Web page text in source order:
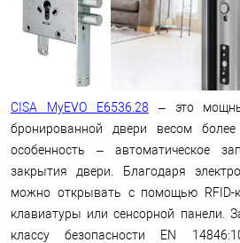
CISA MyEVO E6536.28 – это
бронированной двери весом
особенность – автоматическое
закрытия двери. Благодаря
можно открывать с помощью RFID-
клавиатуры или сенсорной панели.
классу безопасности EN